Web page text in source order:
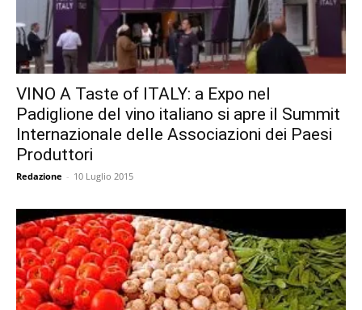
VINO A Taste of ITALY: a Expo nel
Padiglione del vino italiano si apre il Summit
Internazionale delle Associazioni dei Paesi
Produttori
Redazione - 10 Luglio 2015